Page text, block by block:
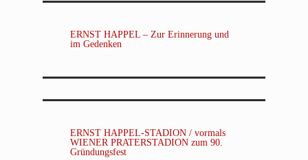
ERNST HAPPEL – Zur Erinnerung und
im Gedenken
ERNST HAPPEL-STADION / vormals
WIENER PRATERSTADION zum 90.
Gründungsfest